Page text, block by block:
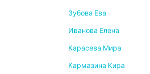
Зубова Ева
Иванова Елена
Карасева Мира
Кармазина Кира